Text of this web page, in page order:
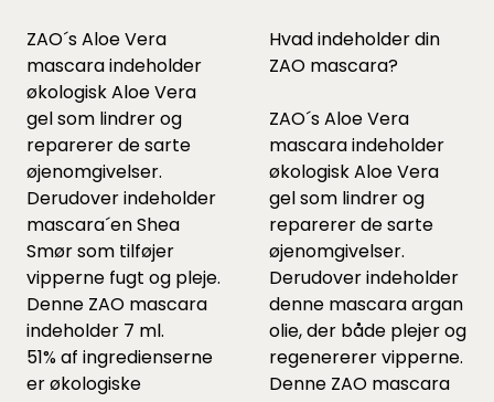
ZAO´s Aloe Vera
mascara indeholder
økologisk Aloe Vera
gel som lindrer og
reparerer de sarte
øjenomgivelser.
Derudover indeholder
mascara´en Shea
Smør som tilføjer
vipperne fugt og pleje.
Denne ZAO mascara
indeholder 7 ml.
51% af ingredienserne
er økologiske
Hvad indeholder din
ZAO mascara?
ZAO´s Aloe Vera
mascara indeholder
økologisk Aloe Vera
gel som lindrer og
reparerer de sarte
øjenomgivelser.
Derudover indeholder
denne mascara argan
olie, der både plejer og
regenererer vipperne.
Denne ZAO mascara